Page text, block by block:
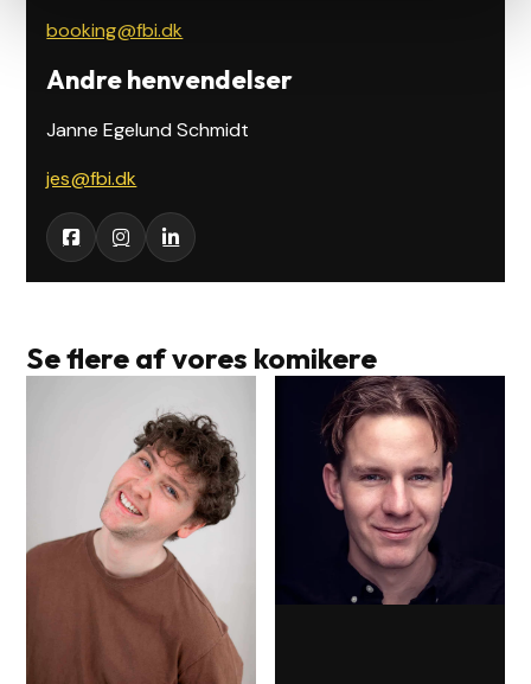
booking@fbi.dk
Andre henvendelser
Janne Egelund Schmidt
jes@fbi.dk
Se flere af vores komikere